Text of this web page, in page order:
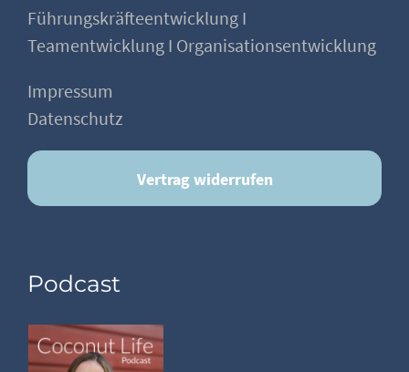
Führungskräfteentwicklung I
Teamentwicklung I Organisationsentwicklung
Impressum
Datenschutz
Vertrag widerrufen
Podcast